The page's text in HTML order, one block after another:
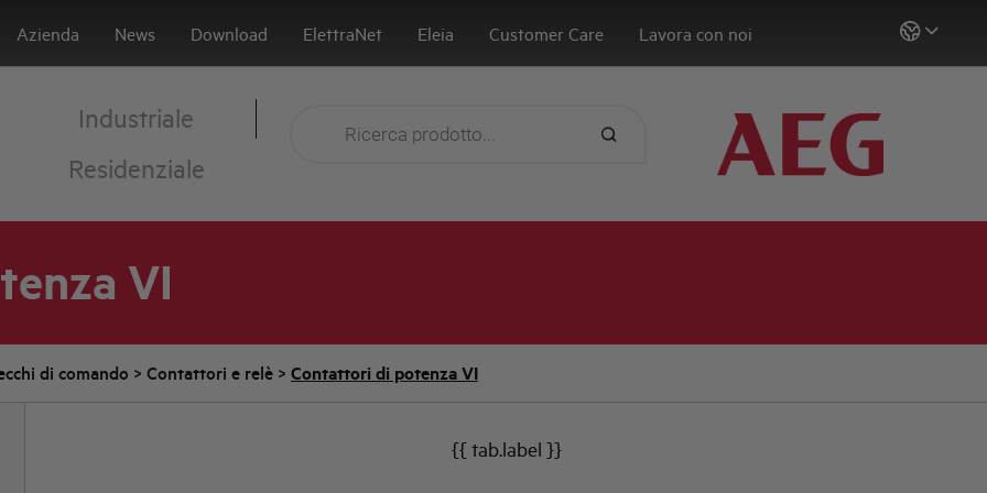
Azienda News Download ElettraNet Eleia Customer Care Lavora con noi
Industriale
Residenziale
VI
di comando > Contattori e relè > Contattori di potenza VI
{{ tab.label }}